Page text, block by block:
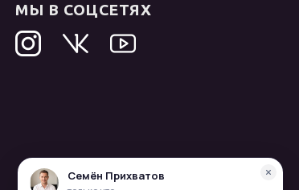
МЫ В СОЦСЕТЯХ